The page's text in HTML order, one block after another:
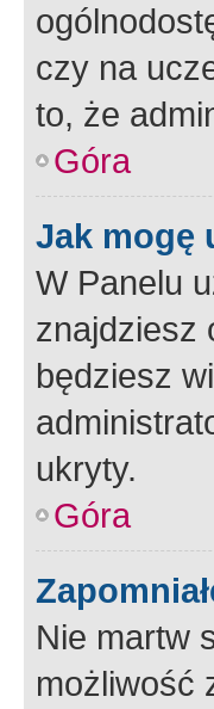
czy na
to, że
Góra
Jak mogę
W Panelu
znajdziesz
będziesz
ukryty.
Góra
Nie martw
możliwość